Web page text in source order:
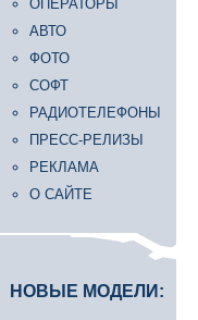
ОПЕРАТОРЫ
АВТО
ФОТО
СОФТ
РАДИОТЕЛЕФОНЫ
ПРЕСС-РЕЛИЗЫ
РЕКЛАМА
О САЙТЕ
НОВЫЕ МОДЕЛИ: